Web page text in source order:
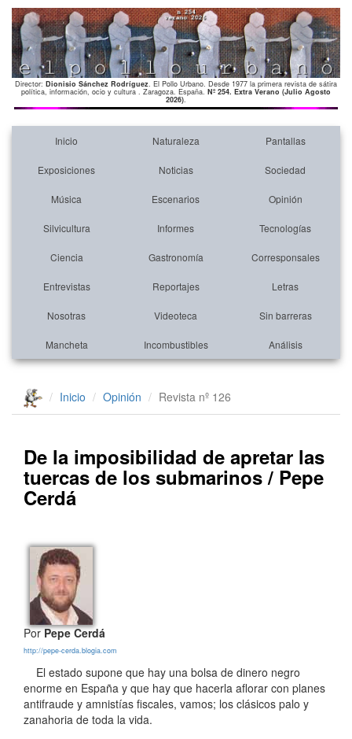
Director: Dionisio Sánchez Rodríguez. El Pollo Urbano. Desde 1977 la primera revista de sátira
política, información, ocio y cultura . Zaragoza. España. Nº 254. Extra Verano (Julio Agosto
2026).
Inicio Naturaleza Pantallas
Exposiciones Noticias Sociedad
Música Escenarios Opinión
Silvicultura Informes Tecnologías
Ciencia Gastronomía Corresponsales
Entrevistas Reportajes Letras
Nosotras Videoteca Sin barreras
Mancheta Incombustibles Análisis
Inicio Opinión Revista nº 126
De la imposibilidad de apretar las
tuercas de los submarinos / Pepe
Cerdá
PorPepe Cerdá
http://pepe-cerda.blogia.com
El estado supone que hay una bolsa de dinero negro
enorme en España y que hay que hacerla aflorar con planes
antifraude y amnistías fiscales, vamos; los clásicos palo y
zanahoria de toda la vida.